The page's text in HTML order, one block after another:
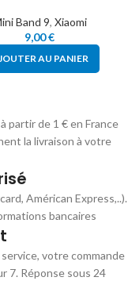
Band 9, Xiaomi
9,00€
AU PANIER
partir de 1 € en France
la livraison à votre
Américan Express,..).
bancaires
votre commande
7. Réponse sous 24